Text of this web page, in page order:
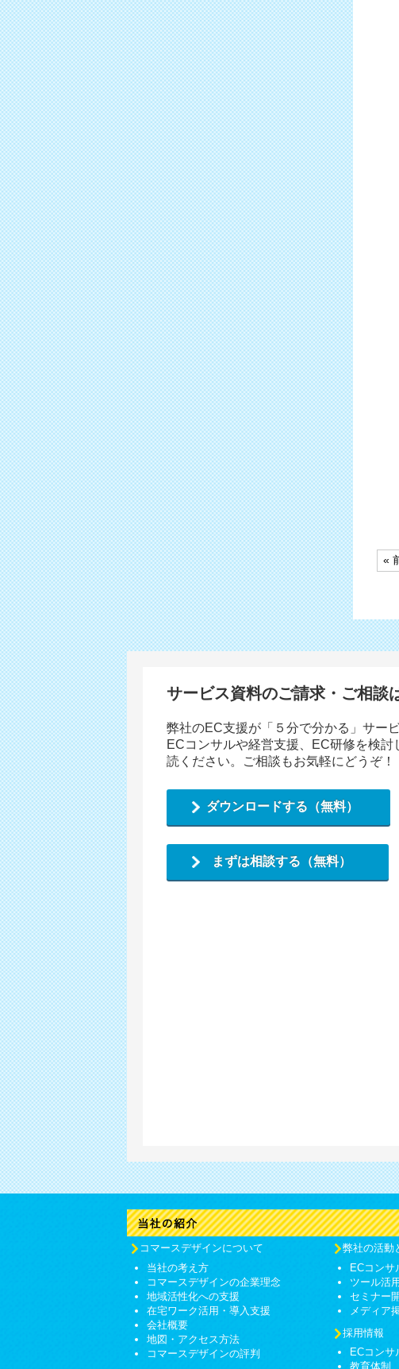
投
稿
ナ
ビ
ゲ
ー
シ
ョ
«
サービス資料のご請求・ご相談
弊社のEC支援が「５分で分かる」サービ
ECコンサルや経営支援、EC研修を検討
読ください。ご相談もお気軽にどうぞ！
ダウンロードする（無料）
まずは相談する（無料）
コマースデザインについて
当社の考え方
コマースデザインの企業理念
地域活性化への支援
在宅ワーク活用・導入支援
会社概要
地図・アクセス方法
コマースデザインの評判
弊社の活動
ECコンサ
ツール活
セミナー
メディア
採用情報
ECコンサ
教育体制